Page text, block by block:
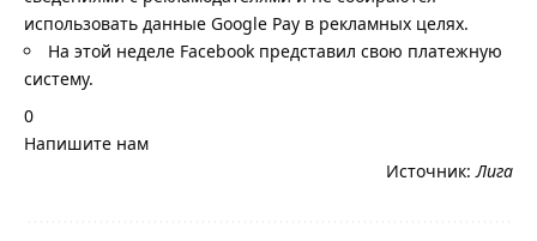
использовать данные Google Pay в рекламных целях.
На этой неделе Facebook представил свою платежную
систему.
0
Напишите нам
Источник: Лига